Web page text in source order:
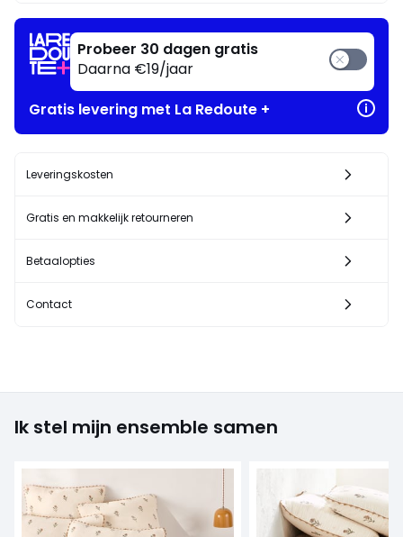
Probeer 30 dagen gratis
Daarna €19/jaar
Gratis levering met La Redoute +
Leveringskosten
Gratis en makkelijk retourneren
Betaalopties
Contact
Ik stel mijn ensemble samen